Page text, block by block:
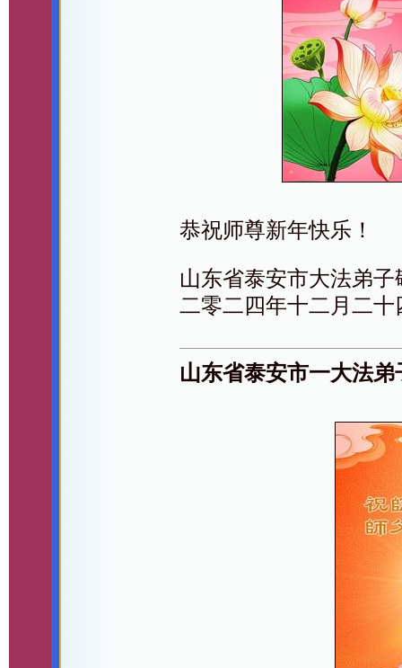
恭祝师尊新年快乐！
山东省泰安市大法弟子
二零二四年十二月二十
山东省泰安市一大法